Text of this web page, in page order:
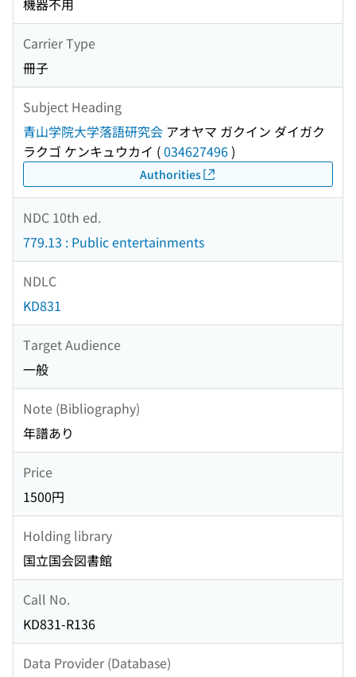
機器不用
Carrier Type
冊子
Subject Heading
青山学院大学落語研究会 アオヤマ ガクイン ダイガク
ラクゴ ケンキュウカイ (034627496)
Authorities
NDC 10th ed.
779.13 : Public entertainments
NDLC
KD831
Target Audience
一般
Note (Bibliography)
年譜あり
Price
1500円
Holding library
国立国会図書館
Call No.
KD831-R136
Data Provider (Database)